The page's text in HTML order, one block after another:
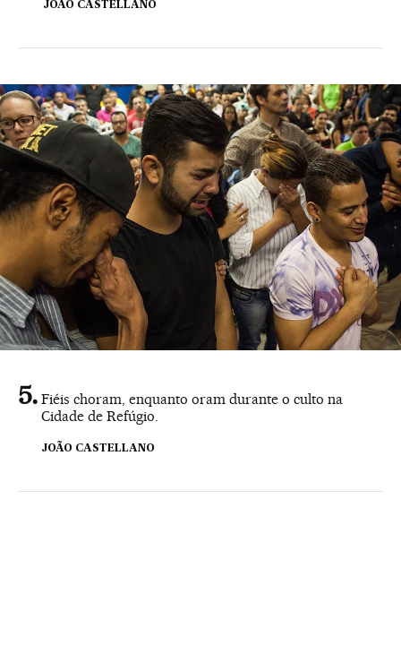
JOÃO CASTELLANO
Fiéis choram, enquanto oram durante o culto na
Cidade de Refúgio.
JOÃO CASTELLANO